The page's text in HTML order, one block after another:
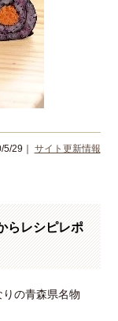
5/29｜ サイト更新情報
らレシピレポ
の青森県名物